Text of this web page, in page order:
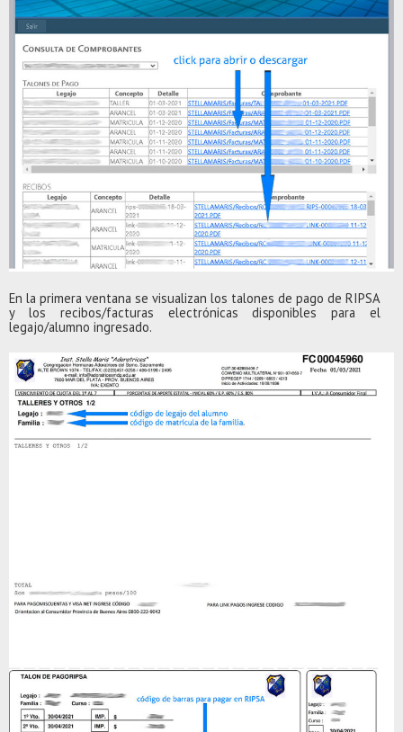
Enla primeraventana sevisualizanlos talones depago deRIPSA
y losrecibos/facturas electrónicas disponibles para el
legajo/alumno ingresado.